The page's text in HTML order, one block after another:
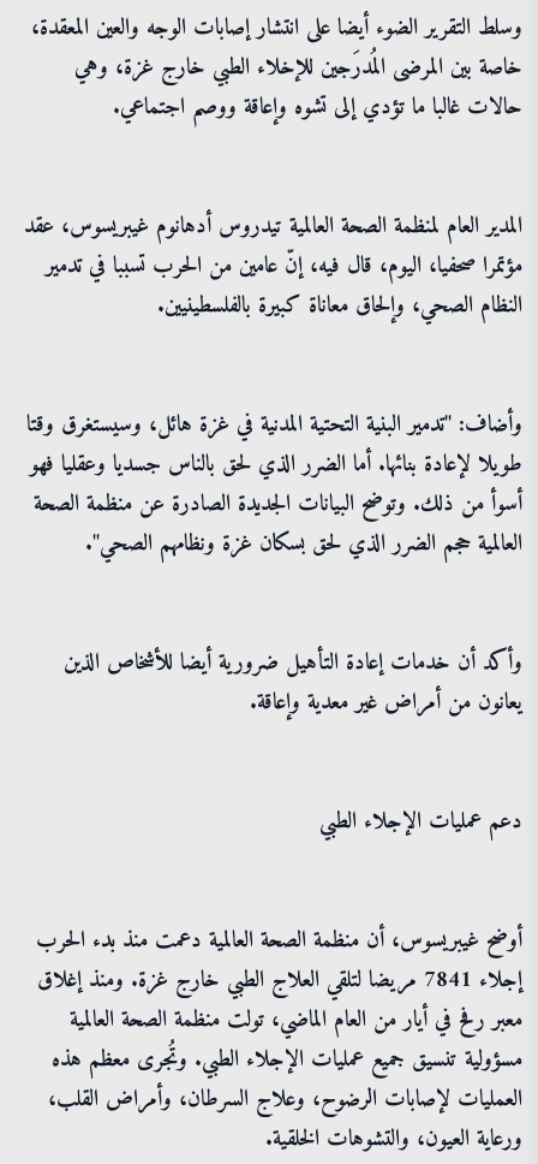
وسلط التقرير الضوء أيضا على انتشار إصابات الوجه والعين المعقدة،
خاصة بين المرضى المُدرَجين للإخلاء الطبي خارج غزة، وهي
حالات غالبا ما تؤدي إلى تشوه وإعاقة ووصم اجتماعي.
المدير العام لمنظمة الصحة العالمية تيدروس أدهانوم غيبريسوس، عقد
مؤتمرا صحفيا، اليوم، قال فيه، إنّ عامين من الحرب تسببا في تدمير
النظام الصحي، وإلحاق معاناة كبيرة بالفلسطينيين.
وأضاف: "تدمير البنية التحتية المدنية في غزة هائل، وسيستغرق وقتا
طويلا لإعادة بنائها. أما الضرر الذي لحق بالناس جسديا وعقليا فهو
أسوأ من ذلك. وتوضح البيانات الجديدة الصادرة عن منظمة الصحة
العالمية حجم الضرر الذي لحق بسكان غزة ونظامهم الصحي".
وأكد أن خدمات إعادة التأهيل ضرورية أيضا للأشخاص الذين
يعانون من أمراض غير معدية وإعاقة.
دعم عمليات الإجلاء الطبي
أوضح غيبريسوس، أن منظمة الصحة العالمية دعمت منذ بدء الحرب
إجلاء 7841 مريضا لتلقي العلاج الطبي خارج غزة. ومنذ إغلاق
معبر رفح في أيار من العام الماضي، تولت منظمة الصحة العالمية
مسؤولية تنسيق جميع عمليات الإجلاء الطبي. وتُجرى معظم هذه
العمليات لإصابات الرضوح، وعلاج السرطان، وأمراض القلب،
ورعاية العيون، والتشوهات الخلقية.